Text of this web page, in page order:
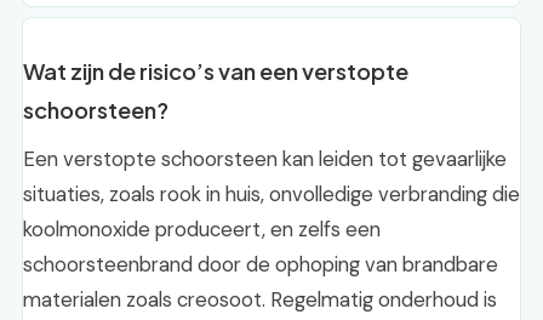
Wat zijn de risico’s van een verstopte
schoorsteen?
Een verstopte schoorsteen kan leiden tot gevaarlijke
situaties, zoals rook in huis, onvolledige verbranding die
koolmonoxide produceert, en zelfs een
schoorsteenbrand door de ophoping van brandbare
materialen zoals creosoot. Regelmatig onderhoud is